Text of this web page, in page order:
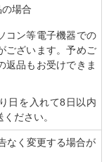
場合
コン等電子機器での
ございます。予めご
返品もお受けできま
日を入れて8日以内
ださい。
なく変更する場合が